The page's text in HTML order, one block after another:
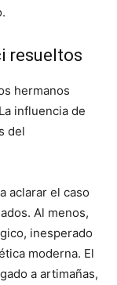
resueltos
hermanos
influencia de
del
aclarar el caso
Al menos,
inesperado
moderna. El
a artimañas,